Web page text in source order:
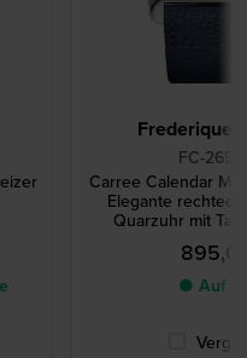
Frederique
FC-
Carree Calendar
Elegante
Quarzuhr mit
● Auf